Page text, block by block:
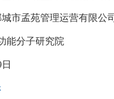
市孟苑管理运营有限公司
能分子研究院
日